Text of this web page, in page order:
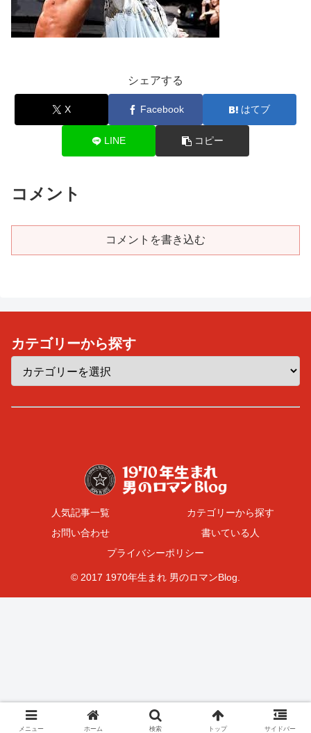
シェアする
X Facebook はてブ
LINE コピー
コメント
コメントを書き込む
カテゴリーから探す
人気記事一覧
カテゴリーから探す
お問い合わせ
書いている人
プライバシーポリシー
© 2017 1970年生まれ 男のロマンBlog.
メニュー ホーム 検索 トップ サイドバー